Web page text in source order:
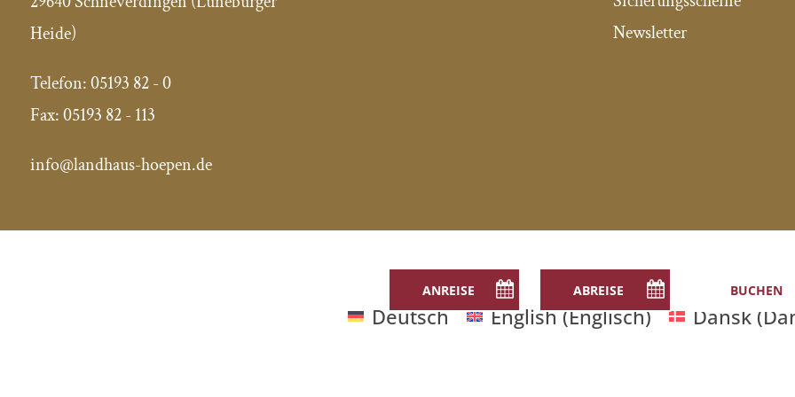
Heide)
Telefon:05193 82 - 0
Fax:05193 82 - 113
info@landhaus-hoepen.de
Newsletter
Deutsch English(Englisch) Dansk(